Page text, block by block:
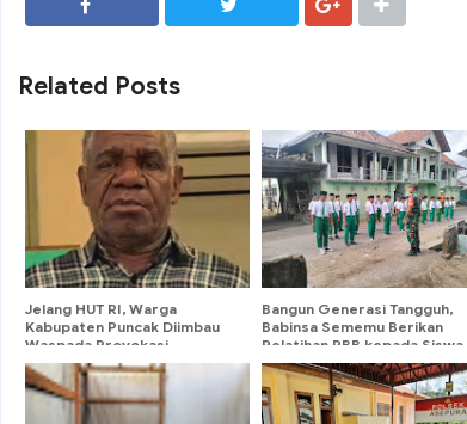
Related Posts
Jelang HUT RI, Warga
Kabupaten Puncak Diimbau
Waspada Provokasi
Bangun Generasi Tangguh,
Babinsa Sememu Berikan
Pelatihan PBB kepada Siswa
MI Nurul Islam 1